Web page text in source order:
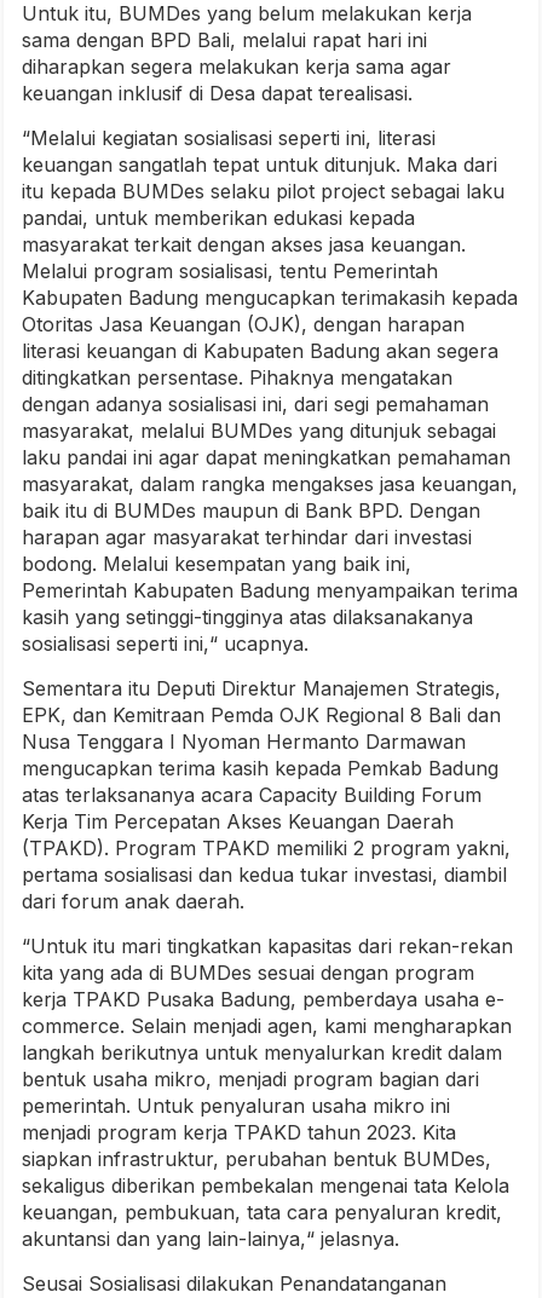
Untuk itu, BUMDes yang belum melakukan kerja
sama dengan BPD Bali, melalui rapat hari ini
diharapkan segera melakukan kerja sama agar
keuangan inklusif di Desa dapat terealisasi.
“Melalui kegiatan sosialisasi seperti ini, literasi
keuangan sangatlah tepat untuk ditunjuk. Maka dari
itu kepada BUMDes selaku pilot project sebagai laku
pandai, untuk memberikan edukasi kepada
masyarakat terkait dengan akses jasa keuangan.
Melalui program sosialisasi, tentu Pemerintah
Kabupaten Badung mengucapkan terimakasih kepada
Otoritas Jasa Keuangan (OJK), dengan harapan
literasi keuangan di Kabupaten Badung akan segera
ditingkatkan persentase. Pihaknya mengatakan
dengan adanya sosialisasi ini, dari segi pemahaman
masyarakat, melalui BUMDes yang ditunjuk sebagai
laku pandai ini agar dapat meningkatkan pemahaman
masyarakat, dalam rangka mengakses jasa keuangan,
baik itu di BUMDes maupun di Bank BPD. Dengan
harapan agar masyarakat terhindar dari investasi
bodong. Melalui kesempatan yang baik ini,
Pemerintah Kabupaten Badung menyampaikan terima
kasih yang setinggi-tingginya atas dilaksanakanya
sosialisasi seperti ini,“ ucapnya.
Sementara itu Deputi Direktur Manajemen Strategis,
EPK, dan Kemitraan Pemda OJK Regional 8 Bali dan
Nusa Tenggara I Nyoman Hermanto Darmawan
mengucapkan terima kasih kepada Pemkab Badung
atas terlaksananya acara Capacity Building Forum
Kerja Tim Percepatan Akses Keuangan Daerah
(TPAKD). Program TPAKD memiliki 2 program yakni,
pertama sosialisasi dan kedua tukar investasi, diambil
dari forum anak daerah.
“Untuk itu mari tingkatkan kapasitas dari rekan-rekan
kita yang ada di BUMDes sesuai dengan program
kerja TPAKD Pusaka Badung, pemberdaya usaha e-
commerce. Selain menjadi agen, kami mengharapkan
langkah berikutnya untuk menyalurkan kredit dalam
bentuk usaha mikro, menjadi program bagian dari
pemerintah. Untuk penyaluran usaha mikro ini
menjadi program kerja TPAKD tahun 2023. Kita
siapkan infrastruktur, perubahan bentuk BUMDes,
sekaligus diberikan pembekalan mengenai tata Kelola
keuangan, pembukuan, tata cara penyaluran kredit,
akuntansi dan yang lain-lainya,“ jelasnya.
Seusai Sosialisasi dilakukan Penandatanganan